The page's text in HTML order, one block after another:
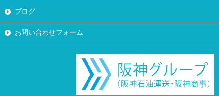
ブログ
お問い合わせフォーム